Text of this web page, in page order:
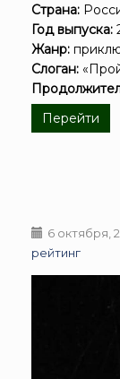
Страна:
Год выпуска:
Жанр:
Слоган:
Перейти
6 октября,
рейтинг